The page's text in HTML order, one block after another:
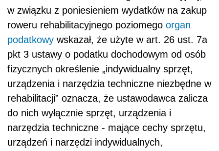
w związku z poniesieniem wydatków na zakup
roweru rehabilitacyjnego poziomego organ
podatkowy wskazał, że użyte w art. 26 ust. 7a
pkt 3 ustawy o podatku dochodowym od osób
fizycznych określenie „indywidualny sprzęt,
urządzenia i narzędzia techniczne niezbędne w
rehabilitacji” oznacza, że ustawodawca zalicza
do nich wyłącznie sprzęt, urządzenia i
narzędzia techniczne - mające cechy sprzętu,
urządzeń i narzędzi indywidualnych,